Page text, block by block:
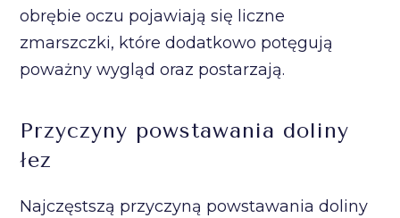
obrębie oczu pojawiają się liczne
zmarszczki, które dodatkowo potęgują
poważny wygląd oraz postarzają.
Przyczyny powstawania doliny
łez
Najczęstszą przyczyną powstawania doliny